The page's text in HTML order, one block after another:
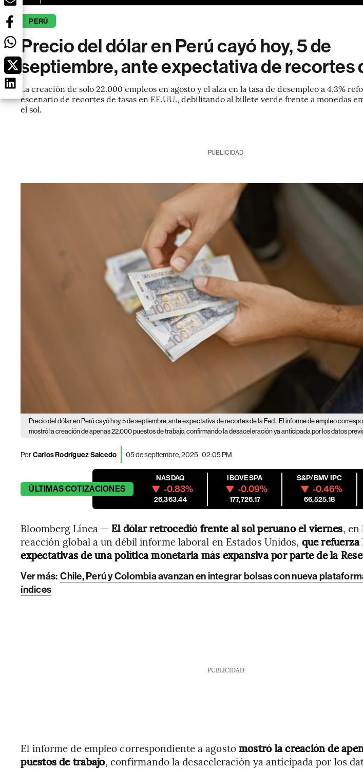
PERÚ
Precio del dólar en Perú cayó hoy, 5 de
septiembre, ante expectativa de recortes
La creación de solo 22.000 empleos en agosto y el alza en la tasa de desempleo a 4,3%
escenario de recortes de tasas en EE.UU., debilitando al billete verde frente a monedas
el sol.
PUBLICIDAD
Precio del dólar en Perú cayó hoy, 5 de septiembre, ante expectativa de recortes de la Fed. El informe de empleo
mostró la creación de apenas 22.000 puestos de trabajo, confirmando la desaceleración ya anticipada por los datos
PorCarlos Rodríguez Salcedo 05 de septiembre, 2025 | 02:05 PM
ÚLTIMASCOTIZACIONES
NASDAQ
-0.83%
26,363.44
IBOVESPA
-0.09%
177,726.17
S&P/BMV IPC
-0.46%
66,525.18
Bloomberg Línea — El dólar retrocedió frente al sol peruano el viernes, en
reacción global a un débil informe laboral en Estados Unidos, que refuerza
expectativas de una política monetaria más expansiva por parte de la
Ver más: Chile, Perú y Colombia avanzan en integrar bolsas con nueva
índices
PUBLICIDAD
El informe de empleo correspondiente a agostomostró la creación de
puestos de trabajo, confirmando la desaceleración ya anticipada por los